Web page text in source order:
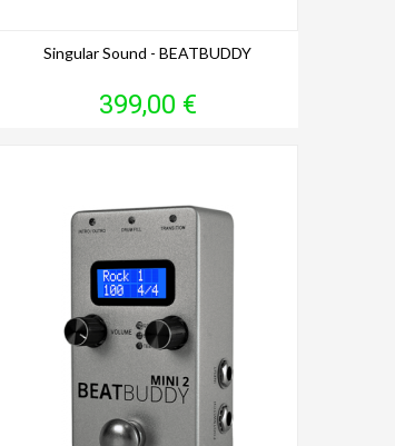
Singular Sound - BEATBUDDY
Prix
399,00 €